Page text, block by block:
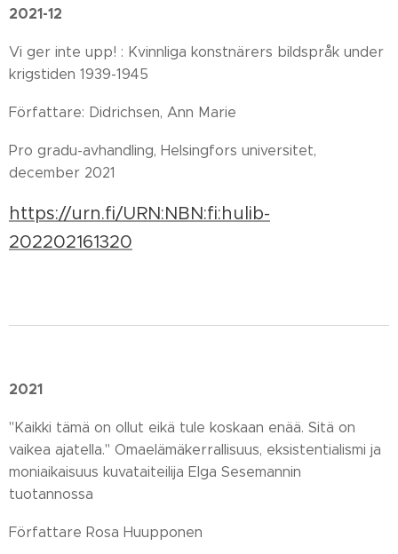
2021-12
Vi ger inte upp! : Kvinnliga konstnärers bildspråk under
krigstiden 1939-1945
Författare: Didrichsen, Ann Marie
Pro gradu-avhandling, Helsingfors universitet,
december 2021
https://urn.fi/URN:NBN:fi:hulib-
202202161320
2021
"Kaikki tämä on ollut eikä tule koskaan enää. Sitä on
vaikea ajatella." Omaelämäkerrallisuus, eksistentialismi ja
moniaikaisuus kuvataiteilija Elga Sesemannin
tuotannossa
Författare Rosa Huupponen